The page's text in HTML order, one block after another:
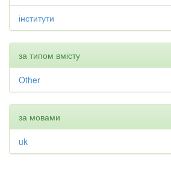
інститути
за типом вмісту
Other
за мовами
uk